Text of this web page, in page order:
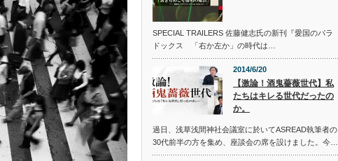
SPECIAL TRAILERS 佐藤健志氏の新刊『愛国のパラ
ドックス 「右か左か」の時代は…
2014/6/20
【激論！酒鬼薔薇世代】私
たちはキレる世代だったの
か。
過日、浅草浅間神社会議室に於いてASREAD執筆者の
30代前半の方を集め、座談会の席を設けました。今…